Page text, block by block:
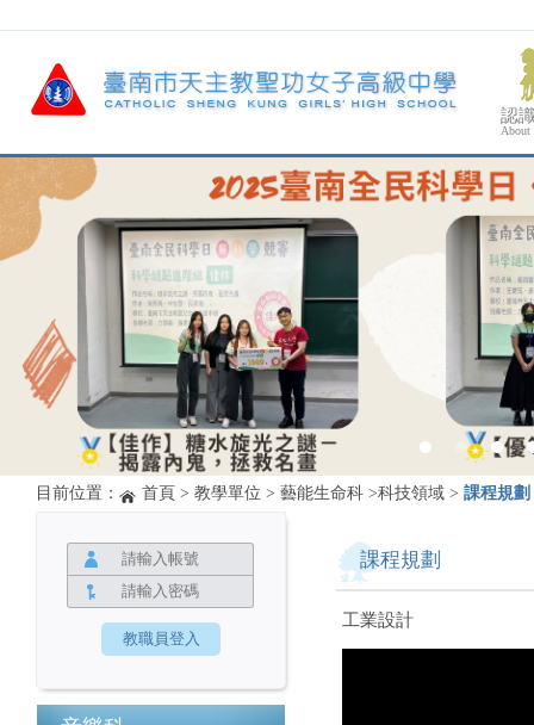
認
About
目前位置： 首頁 > 教學單位 > 藝能生命科 >科技領域 > 課程規劃
課程規劃
工業設計